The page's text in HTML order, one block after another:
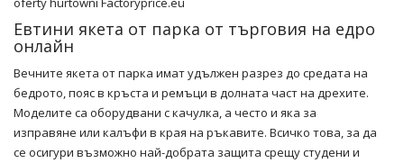
Евтини якета от парка от търговия на едро
онлайн
Вечните якета от парка имат удължен разрез до средата на
бедрото, пояс в кръста и ремъци в долната част на дрехите.
Моделите са оборудвани с качулка, а често и яка за
изправяне или калъфи в края на ръкавите. Всичко това, за да
се осигури възможно най-добрата защита срещу студени и